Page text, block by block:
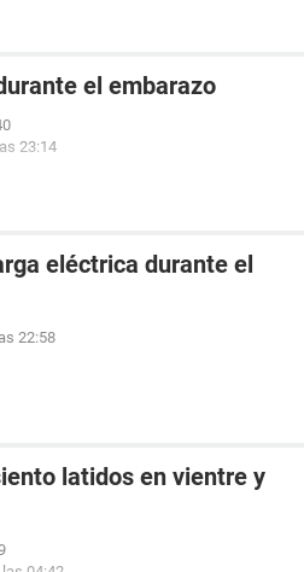
el embarazo
23:14
eléctrica durante el
22:58
latidos en vientre y